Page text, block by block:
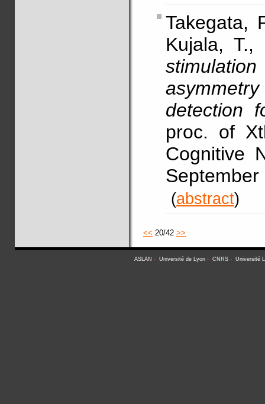
Takegata,
Kujala,
detection
proc. of
Cognitive
(abstract)
<< 20/42 >>
ASLAN - Université de Lyon- CNRS- Université